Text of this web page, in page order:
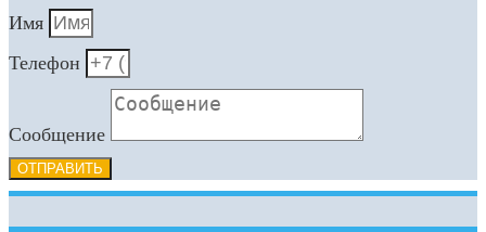
Имя
Телефон
Сообщение
ОТПРАВИТЬ